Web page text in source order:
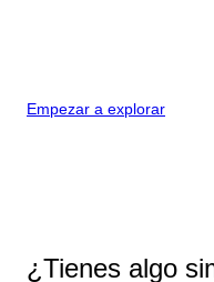
Empezar a explorar
¿Tienes algo